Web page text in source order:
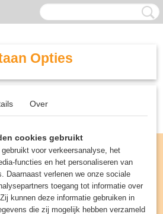
Opties
Over
cookies gebruikt
voor verkeersanalyse, het
functies en het personaliseren van
Daarnaast verlenen we onze sociale
toegang tot informatie over
kunnen deze informatie gebruiken in
die zij mogelijk hebben verzameld